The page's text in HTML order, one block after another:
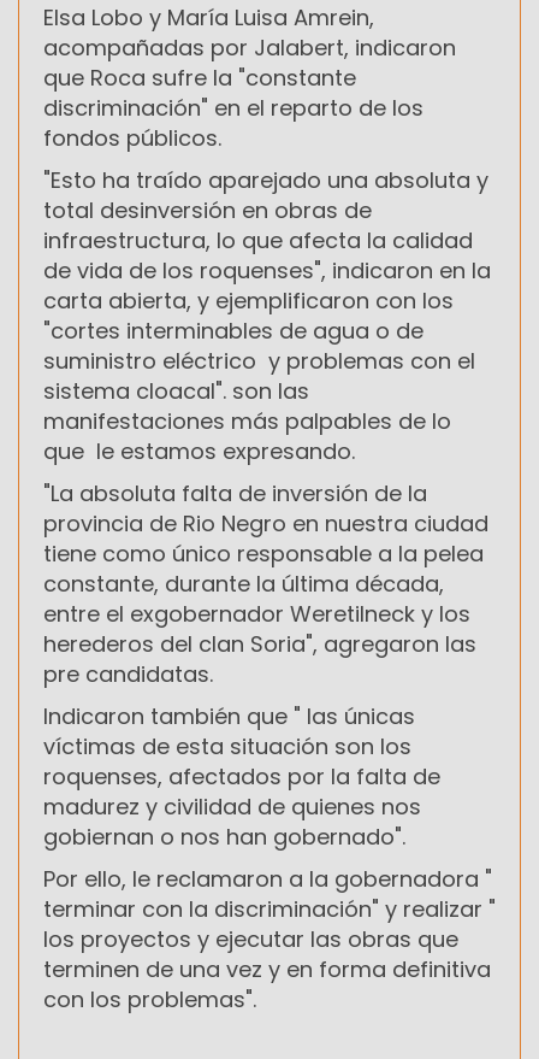
Elsa Lobo y María Luisa Amrein,
acompañadas por Jalabert, indicaron
que Roca sufre la "constante
discriminación" en el reparto de los
fondos públicos.
"Esto ha traído aparejado una absoluta y
total desinversión en obras de
infraestructura, lo que afecta la calidad
de vida de los roquenses", indicaron en la
carta abierta, y ejemplificaron con los
"cortes interminables de agua o de
suministro eléctrico y problemas con el
sistema cloacal". son las
manifestaciones más palpables de lo
que le estamos expresando.
"La absoluta falta de inversión de la
provincia de Rio Negro en nuestra ciudad
tiene como único responsable a la pelea
constante, durante la última década,
entre el exgobernador Weretilneck y los
herederos del clan Soria", agregaron las
pre candidatas.
Indicaron también que " las únicas
víctimas de esta situación son los
roquenses, afectados por la falta de
madurez y civilidad de quienes nos
gobiernan o nos han gobernado".
Por ello, le reclamaron a la gobernadora "
terminar con la discriminación" y realizar "
los proyectos y ejecutar las obras que
terminen de una vez y en forma definitiva
con los problemas".